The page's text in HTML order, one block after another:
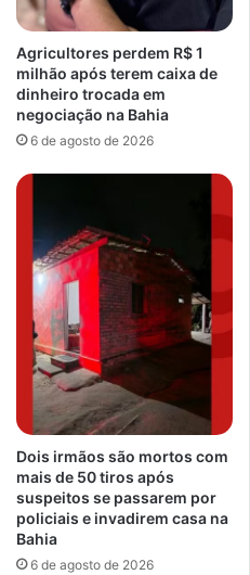
Agricultores perdem R$ 1
milhão após terem caixa de
dinheiro trocada em
negociação na Bahia
6 de agosto de 2026
Dois irmãos são mortos com
mais de 50 tiros após
suspeitos se passarem por
policiais e invadirem casa na
Bahia
6 de agosto de 2026